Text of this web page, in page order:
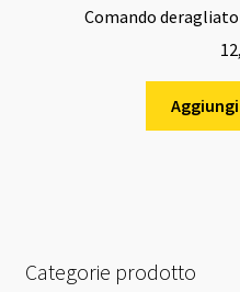
Comando
Categorie prodotto